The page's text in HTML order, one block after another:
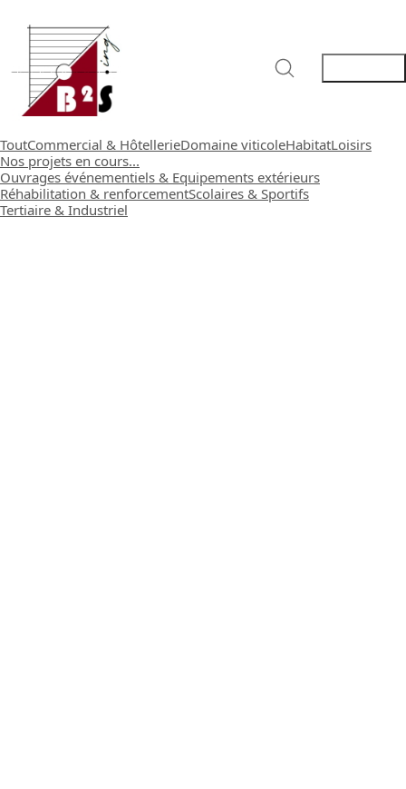
ToutCommercial & HôtellerieDomaine viticoleHabitatLoisirs
Nos projets en cours...
Ouvrages événementiels & Equipements extérieurs
Réhabilitation & renforcementScolaires & Sportifs
Tertiaire & Industriel